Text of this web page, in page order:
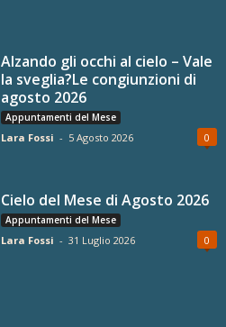
Alzando gli occhi al cielo – Vale
la sveglia?Le congiunzioni di
agosto 2026
Appuntamenti del Mese
Lara Fossi - 5 Agosto 2026 0
Cielo del Mese di Agosto 2026
Appuntamenti del Mese
Lara Fossi - 31 Luglio 2026 0